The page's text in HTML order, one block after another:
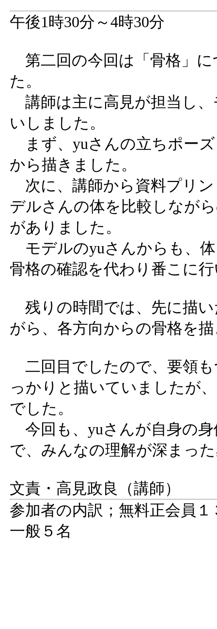
午後1時30分～4時30分
第二回の今回は「骨格」
た。
講師は主に高見が担当し
いしました。
まず、yuさんの立ちポー
から描きました。
次に、講師から資料プリ
デルさんの体を比較しなが
がありました。
モデルのyuさんからも、
骨格の確認を代わり番こに
残りの時間では、先に描
がら、各方向からの骨格を
二回目でしたので、要領
っかりと描いていましたが
でした。
今回も、yuさんが自身の
で、みんなの理解が深まっ
文責・高見政良（講師）
参加者の内訳；無料正会員
一般５名